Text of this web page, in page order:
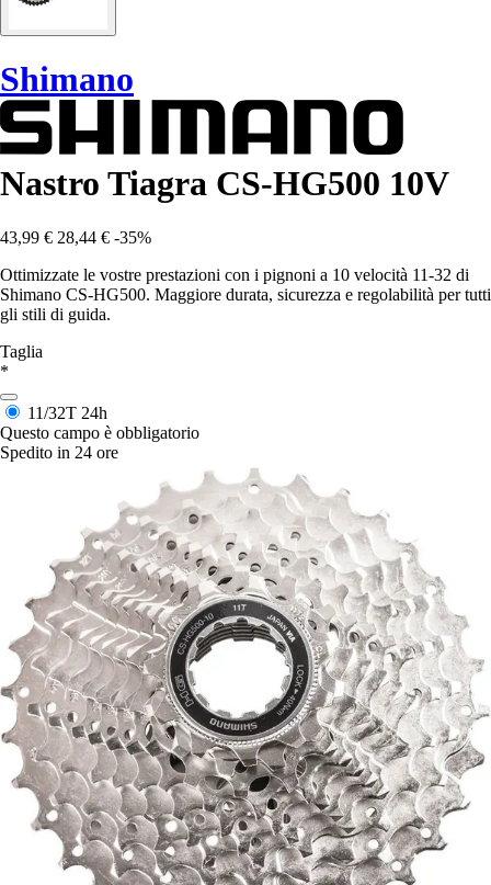
Shimano
Nastro Tiagra CS-HG500 10V
43,99 € 28,44 € -35%
Ottimizzate le vostre prestazioni con i pignoni a 10 velocità 11-32 di
Shimano CS-HG500. Maggiore durata, sicurezza e regolabilità per tutti
gli stili di guida.
Taglia
*
11/32T 24h
Questo campo è obbligatorio
Spedito in 24 ore